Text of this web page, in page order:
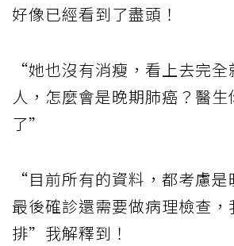
好像已經看到了盡頭！
“她也沒有消瘦，看上去完
人，怎麼會是晚期肺癌？醫
了”
“目前所有的資料，都考慮是
最後確診還需要做病理檢查，
排”我解釋到！